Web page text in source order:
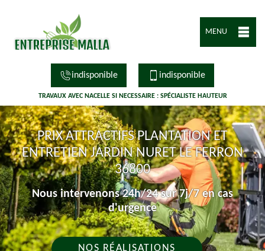
MENU
indisponible indisponible
TRAVAUX AVEC NACELLE SI NECESSAIRE : SPÉCIALISTE HAUTEUR
PRIX ATTRACTIFS PLANTATION ET
ENTRETIEN JARDIN NURET LE FERRON
36800
Nous intervenons 24h/24 sur 7j/7 en cas
d'urgence
NOS RÉALISATIONS